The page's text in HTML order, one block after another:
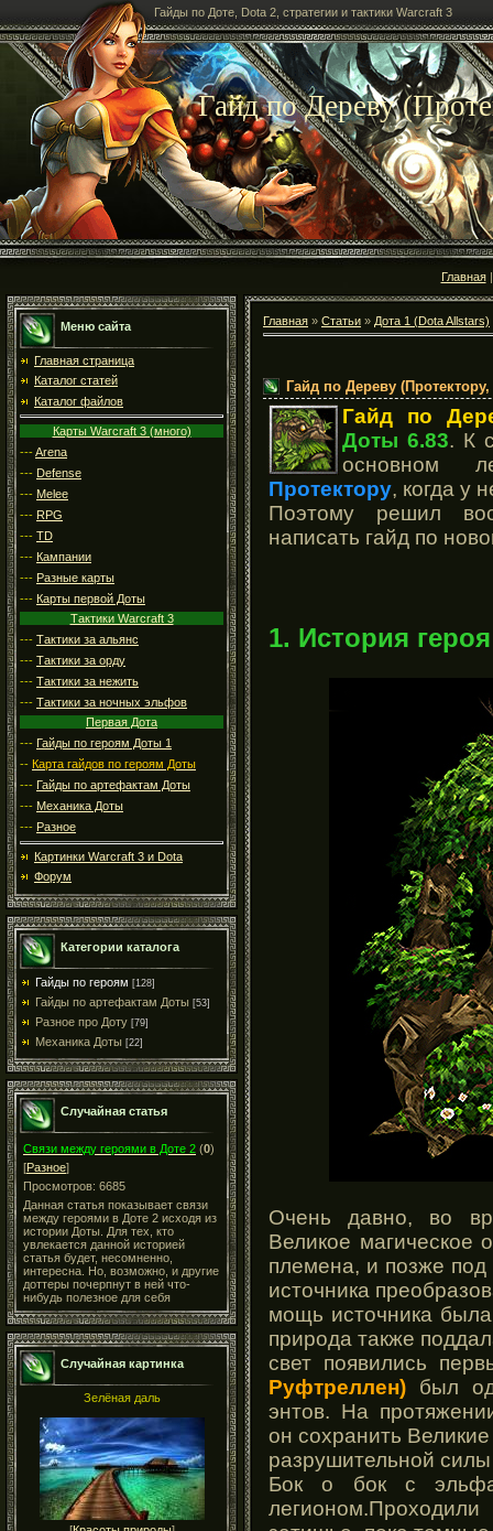
Гайды по Доте, Dota 2, стратегии и тактики Warcraft 3
Гайд по Дереву
Главная
Меню сайта
Главная страница
Каталог статей
Каталог файлов
Карты Warcraft 3 (много)
---Arena
--- Defense
--- Melee
--- RPG
--- TD
--- Кампании
--- Разные карты
--- Карты первой Доты
Тактики Warcraft 3
--- Тактики за альянс
--- Тактики за орду
--- Тактики за нежить
--- Тактики за ночных эльфов
Первая Дота
--- Гайды по героям Доты 1
-- Карта гайдов по героям Доты
--- Гайды по артефактам Доты
--- Механика Доты
--- Разное
Картинки Warcraft 3 и Dota
Форум
Категории каталога
Гайды по героям [128]
Гайды по артефактам Доты [53]
Разное про Доту [79]
Механика Доты [22]
Случайная статья
Связи между героями в Доте 2 (0)
[Разное]
Просмотров: 6685
Данная статья показывает связи
между героями в Доте 2 исходя из
истории Доты. Для тех, кто
увлекается данной историей
статья будет, несомненно,
интересна. Но, возможно, и другие
доттеры почерпнут в ней что-
нибудь полезное для себя
Случайная картинка
Зелёная даль
Главная » Статьи » Дота 1 (Dota Allstars)
Гайд по Дереву
Гайд по
Доты 6.83. К
основном
Протектору, когда у
Поэтому решил
написать гайд по
1. История героя
Очень давно, во
Великое магическое
племена, и позже под
источника
мощь источника
природа также
свет появились
Руфтреллен) был
энтов. На
он сохранить
разрушительной
Бок о бок с